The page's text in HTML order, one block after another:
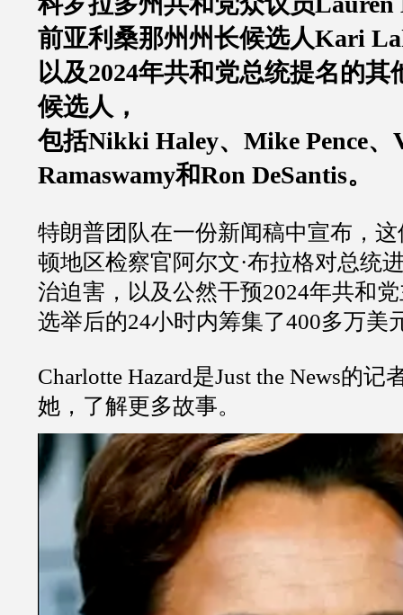
前亚利桑那州州长候选人Kari
以及2024年共和党总统提名的其
候选人，
包括Nikki Haley、 Mike Pence、
Ramaswamy和Ron DeSantis。
特朗普团队在一份新闻稿中宣布，
顿地区检察官阿尔文·布拉格对总统
治迫害，以及公然干预2024年共和
选举后的24小时内筹集了400多万美
Charlotte Hazard是Just the News的记
她，了解更多故事。